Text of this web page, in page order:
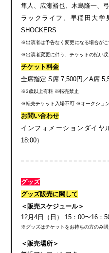
隼人、広瀬裕也、木島隆一、
ラックライフ、早稲田大学
SHOCKERS
※出演者は予告なく変更になる場合がご
※出演者変更に伴う、チケットの払い戻
チケット料金
全席指定 S席 7,500円／A席
※3歳以上有料 ※転売禁止
※転売チケット入場不可 ※オークショ
お問い合わせ
インフォメーションダイヤ
18:00）
グッズ
グッズ販売に関して
＜販売スケジュール＞
12月4日（日） 15：00〜16：
※グッズはチケットをお持ちの方のみ購
＜販売場所＞